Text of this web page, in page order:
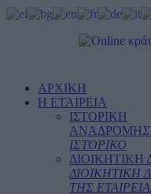
ΑΡΧΙΚΗ
Η ΕΤΑΙΡΕΙΑ
ΙΣΤΟΡΙΚΗ
ΑΝΑΔΡΟΜΗ
ΙΣΤΟΡΙΚΟ
ΔΙΟΙΚΗΤΙΚΗ
ΔΙΟΙΚΗΤΙΚΗ
ΤΗΣ